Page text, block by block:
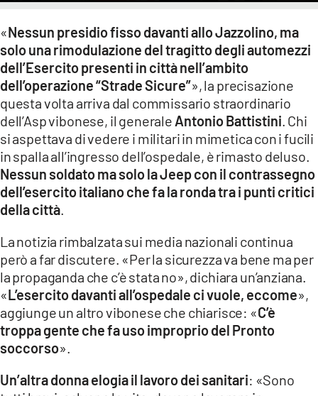
«Nessun presidio fisso davanti allo Jazzolino, ma
solo una rimodulazione del tragitto degli automezzi
dell’Esercito presenti in città nell’ambito
dell’operazione “Strade Sicure”», la precisazione
questa volta arriva dal commissario straordinario
dell’Asp vibonese, il generale Antonio Battistini . Chi
si aspettava di vedere i militari in mimetica con i fucili
in spalla all’ingresso dell’ospedale, è rimasto deluso.
Nessun soldato ma solo la Jeep con il contrassegno
dell’esercito italiano che fa la ronda tra i punti critici
della città
La notizia rimbalzata sui media nazionali continua
però a far discutere. «Per la sicurezza va bene ma per
la propaganda che c’è stata no», dichiara un’anziana.
«L’esercito davanti all’ospedale ci vuole, eccome»,
aggiunge un altro vibonese che chiarisce: «C’è
troppa gente che fa uso improprio del Pronto
soccorso».
Un’altra donna elogia il lavoro dei sanitari: «Sono